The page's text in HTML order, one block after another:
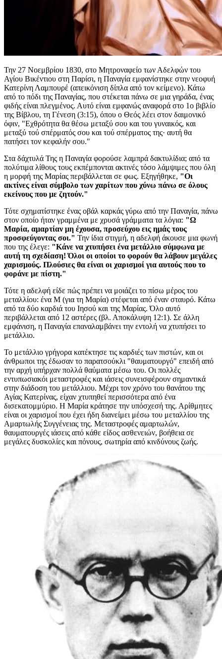
Την 27 Νοεμβρίου 1830, στο Μητροναφείο των Αδελφών του
Αγίου Βικέντιου στη Παρίσι, η Παναγία εμφανίστηκε στην νεοφυή
Κατερίνη Λαμπουρέ (απεικόνιση δίπλα από τον κείμενο). Κάτω
από το πόδι της Παναγίας, που στέκεται πάνω σε μια γηράδα, ένας
φιδής είναι πλεγμένος. Αυτό είναι εμφανώς αναφορά στο 1ο βιβλίο
της Βίβλου, τη Γένεση (3:15), όπου ο Θεός λέει στον δαιμονικό
όφιν, "Εχθρότητα θα θέσω μεταξύ σου και του γυναικός, και
μεταξύ τού σπέρματός σου και τού σπέρματος της· αυτή θα
πατήσει τον κεφαλήν σου."
Στα δάχτυλά Της η Παναγία φορούσε λαμπρά δακτυλίδια; από τα
πολύτιμα λίθους τους εκπέμπονται ακτινές τόσο λάμψιμες που όλη
η μορφή της Μαρίας περιβάλλεται σε φως. Εξηγήθηκε, "Οι
ακτίνες είναι σύμβολο των χαρίτων που χύνω πάνω σε όλους
εκείνους που με ζητούν."
Τότε σχηματίστηκε ένας οβάλ καρκάς γύρω από την Παναγία, πάνω
στον οποίο ήταν γραμμένα με χρυσά γράμματα τα λόγια: "Ω
Μαρία, αμαρτίαν μη έχουσα, προσεύχου εις ημάς τους
προσφεύγοντας σοι." Την ίδια στιγμή, η αδελφή άκουσε μια φωνή
που της έλεγε: "Κάνε να χτυπήσει ένα μετάλλιο σύμφωνα με
αυτή τη σχεδίαση! Όλοι οι οποίοι το φορούν θα λάβουν μεγάλες
χαρισμούς. Πλούσιες θα είναι οι χαρισμοί για αυτούς που το
φοράνε με πίστη."
Τότε η αδελφή είδε πώς πρέπει να μοιάζει το πίσω μέρος του
μεταλλίου: ένα M (για τη Μαρία) στέφεται από έναν σταυρό. Κάτω
από τα δύο καρδιά του Ιησού και της Μαρίας. Όλο αυτό
περιβάλλεται από 12 αστέρες (βλ. Αποκάλυψη 12:1). Σε άλλη
εμφάνιση, η Παναγία επαναλαμβάνει την εντολή να χτυπήσει το
μετάλλιο.
Το μετάλλιο γρήγορα κατέκτησε τις καρδιές των πιστών, και οι
άνθρωποι της έδωσαν το παρατσούκλι "θαυματουργό" επειδή από
την αρχή υπήρχαν πολλά θαύματα μέσω του. Οι πολλές
εντυπωσιακόι μεταστροφές και ιάσεις συνεισφέρουν σημαντικά
στην διάδοση του μετάλλιου. Μέχρι τον χρόνο του θανάτου της
Αγίας Κατερίνας, είχαν χτυπηθεί περισσότερα από ένα
δισεκατομμύριο. Η Μαρία κράτησε την υπόσχεσή της. Αρίθμητες
είναι οι χαρισμοί που έχει ήδη διανείμει μέσω του μεταλλίου της
Αμαρτωλής Συγγένειας της. Μεταστροφές αμαρτωλών,
θαυματουργές ιάσεις από κάθε είδος ασθενειών, βοήθεια σε
μεγάλες δυσκολίες και πόνους, σωτηρία από κινδύνους ζωής.